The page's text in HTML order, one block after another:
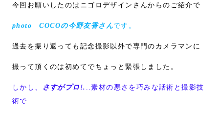
今回お願いしたのはニゴロデザインさんからのご紹介で
photo COCOの今野友香さんです。
過去を振り返っても記念撮影以外で専門のカメラマンに
撮って頂くのは初めてでちょっと緊張しました。
しかし、 さすがプロ!.
..素材の悪さを巧みな話術と撮影技
術で